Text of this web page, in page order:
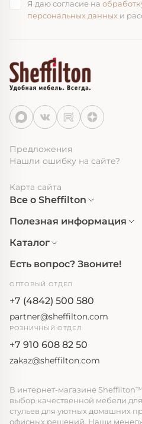
Я даю согласие на
персональных данных и
Предложения
Нашли ошибку на сайте?
Карта сайта
Все о Sheffilton
Полезная информация
Каталог
Есть вопрос? Звоните!
ОПТОВЫЙ ОТДЕЛ
+7 (4842) 500 580
partner@sheffilton.com
РОЗНИЧНЫЙ ОТДЕЛ
+7 910 608 82 50
zakaz@sheffilton.com
В интернет-магазине
выбор качественной мебели
стульев для уютных домашних
офисных решений. Наши